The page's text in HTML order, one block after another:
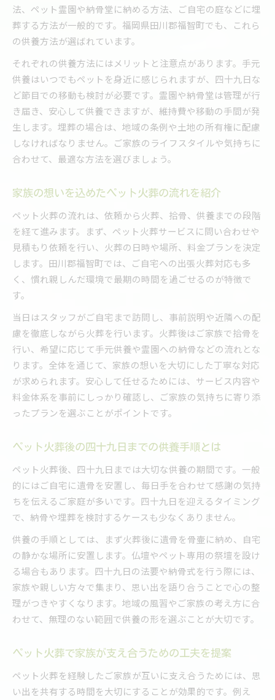
法、ペット霊園や納骨堂に納める方法、ご自宅の庭などに埋
葬する方法が一般的です。福岡県田川郡福智町でも、これら
の供養方法が選ばれています。
それぞれの供養方法にはメリットと注意点があります。手元
供養はいつでもペットを身近に感じられますが、四十九日な
ど節目での移動も検討が必要です。霊園や納骨堂は管理が行
き届き、安心して供養できますが、維持費や移動の手間が発
生します。埋葬の場合は、地域の条例や土地の所有権に配慮
しなければなりません。ご家族のライフスタイルや気持ちに
合わせて、最適な方法を選びましょう。
家族の想いを込めたペット火葬の流れを紹介
ペット火葬の流れは、依頼から火葬、拾骨、供養までの段階
を経て進みます。まず、ペット火葬サービスに問い合わせや
見積もり依頼を行い、火葬の日時や場所、料金プランを決定
します。田川郡福智町では、ご自宅への出張火葬対応も多
く、慣れ親しんだ環境で最期の時間を過ごせるのが特徴で
す。
当日はスタッフがご自宅まで訪問し、事前説明や近隣への配
慮を徹底しながら火葬を行います。火葬後はご家族で拾骨を
行い、希望に応じて手元供養や霊園への納骨などの流れとな
ります。全体を通じて、家族の想いを大切にした丁寧な対応
が求められます。安心して任せるためには、サービス内容や
料金体系を事前にしっかり確認し、ご家族の気持ちに寄り添
ったプランを選ぶことがポイントです。
ペット火葬後の四十九日までの供養手順とは
ペット火葬後、四十九日までは大切な供養の期間です。一般
的にはご自宅に遺骨を安置し、毎日手を合わせて感謝の気持
ちを伝えるご家庭が多いです。四十九日を迎えるタイミング
で、納骨や埋葬を検討するケースも少なくありません。
供養の手順としては、まず火葬後に遺骨を骨壷に納め、自宅
の静かな場所に安置します。仏壇やペット専用の祭壇を設け
る場合もあります。四十九日の法要や納骨式を行う際には、
家族や親しい方々で集まり、思い出を語り合うことで心の整
理がつきやすくなります。地域の風習やご家族の考え方に合
わせて、無理のない範囲で供養の形を選ぶことが大切です。
ペット火葬で家族が支え合うための工夫を提案
ペット火葬を経験したご家族が互いに支え合うためには、思
い出を共有する時間を大切にすることが効果的です。例え